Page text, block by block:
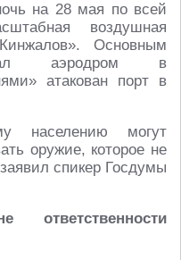
на 28 мая по всей
воздушная
Основным
аэродром в
атакован порт в
населению могут
оружие, которое не
спикер Госдумы